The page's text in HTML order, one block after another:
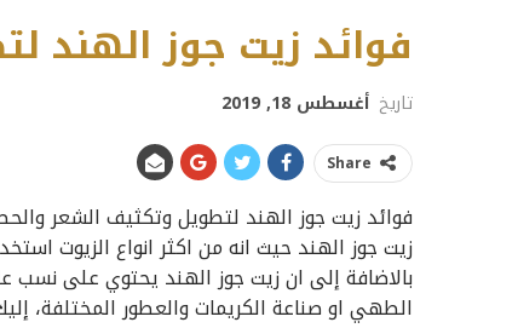
فوائد زيت جوز الهند
تاريخ أغسطس 18, 2019
Share
فوائد زيت جوز الهند لتطويل وتكثيف الشعر
زيت جوز الهند حيث انه من اكثر انواع الزيوت
بالاضافة إلى ان زيت جوز الهند يحتوي على نسب
الطهي او صناعة الكريمات والعطور المختلفة،